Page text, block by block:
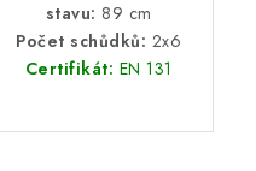
stavu: 89 cm
Počet schůdků: 2x6
Certifikát: EN 131